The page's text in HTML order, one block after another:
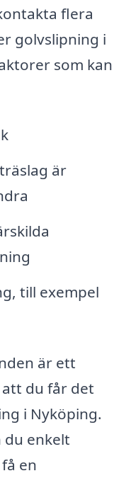
flera
golvslipning i
som kan
är
till exempel
är ett
du får det
i Nyköping.
du enkelt
en